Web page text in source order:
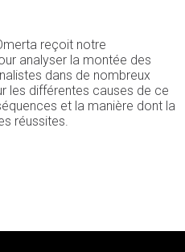
reçoit notre
analyser la montée des
dans de nombreux
les différentes causes de ce
et la manière dont la
réussites.